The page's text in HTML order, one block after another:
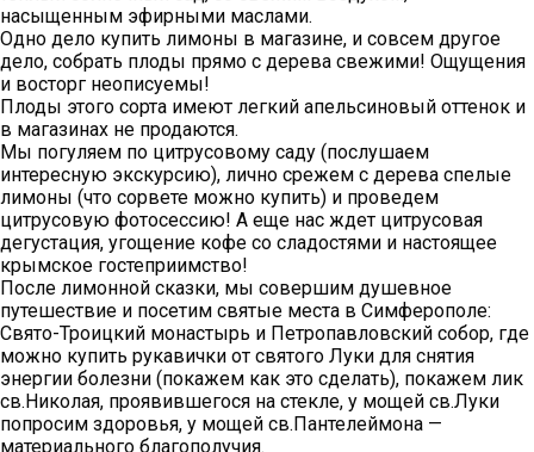
насыщенным эфирными маслами.
Одно дело купить лимоны в магазине, и совсем другое
дело, собрать плоды прямо с дерева свежими! Ощущения
и восторг неописуемы!
Плоды этого сорта имеют легкий апельсиновый оттенок и
в магазинах не продаются.
Мы погуляем по цитрусовому саду (послушаем
интересную экскурсию), лично срежем с дерева спелые
лимоны (что сорвете можно купить) и проведем
цитрусовую фотосессию! А еще нас ждет цитрусовая
дегустация, угощение кофе со сладостями и настоящее
крымское гостеприимство!
После лимонной сказки, мы совершим душевное
путешествие и посетим святые места в Симферополе:
Свято-Троицкий монастырь и Петропавловский собор, где
можно купить рукавички от святого Луки для снятия
энергии болезни (покажем как это сделать), покажем лик
св.Николая, проявившегося на стекле, у мощей св.Луки
попросим здоровья, у мощей св.Пантелеймона —
материального благополучия.